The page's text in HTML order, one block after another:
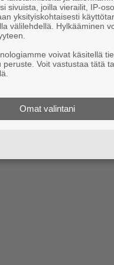
kesällä
sivuista, joilla vierailit, IP-
yksityiskohtaisesti
välilehdellä. Hylkääminen
voivat käsitellä
peruste. Voit vastustaa tätä
Omat valintani